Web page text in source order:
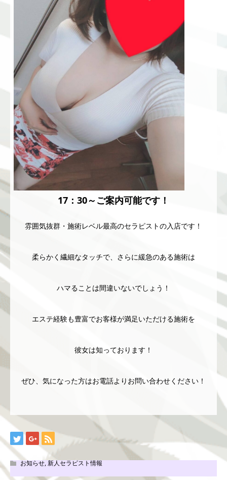
17：30～ご案内可能です！
雰囲気抜群・施術レベル最高のセラピストの入店です！
柔らかく繊細なタッチで、さらに緩急のある施術は
ハマることは間違いないでしょう！
エステ経験も豊富でお客様が満足いただける施術を
彼女は知っております！
ぜひ、気になった方はお電話よりお問い合わせください！
お知らせ,新人セラピスト情報